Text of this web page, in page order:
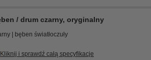
/ drum czarny, oryginalny
bęben światłoczuły
Kliknij i sprawdź całą specyfikacje